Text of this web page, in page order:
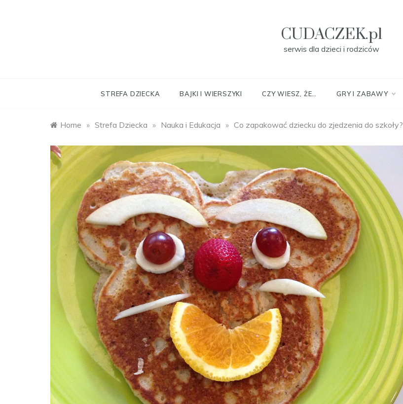
CUDACZEK.pl
serwis dla dzieci i rodziców
STREFA DZIECKA BAJKI I WIERSZYKI CZY WIESZ, ŻE… GRY I ZABAWY
Home » Strefa Dziecka » Nauka i Edukacja » Co zapakować dziecku do zjedzenia do szkoły?